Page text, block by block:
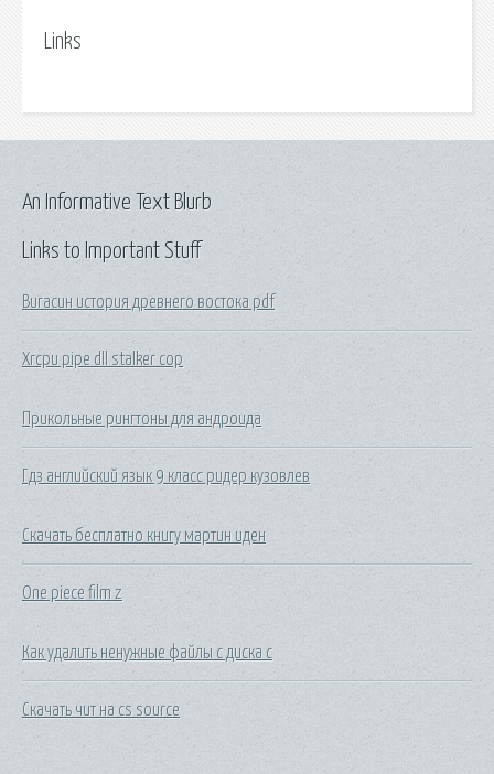
Links
Links to Important Stuff
Вигасин история древнего востока pdf
Xrcpu pipe dll stalker cop
Прикольные рингтоны для андроида
Гдз английский язык 9 класс ридер кузовлев
Скачать бесплатно книгу мартин иден
One piece film z
Как удалить ненужные файлы с диска c
Скачать чит на cs source
An Informative Text Blurb